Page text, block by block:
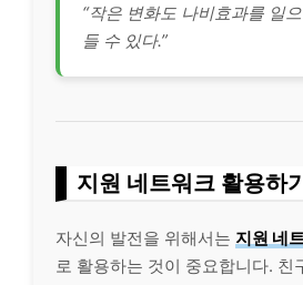
“작은 변화도 나비효과를 일
들 수 있다.”
지원 네트워크 활용하
자신의 발전을 위해서는 지원 네
로 활용하는 것이 중요합니다. 친